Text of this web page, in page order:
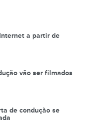
a partir de
vão ser filmados
de condução se